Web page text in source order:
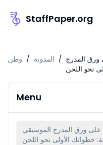
StaffPaper.org
وطن / المدونة / ورق المدرج
نحو اللحن
Menu
على ورق المدرج الموسيقي
خطواتك الأولى نحو اللحن